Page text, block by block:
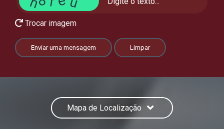
Trocar imagem
Enviar uma mensagem Limpar
Mapa de Localização